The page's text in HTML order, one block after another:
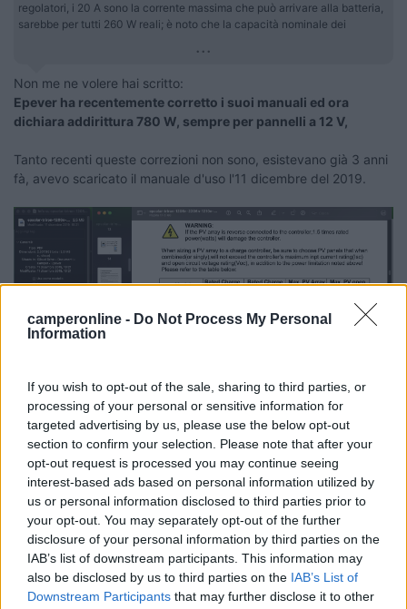
camperonline - Do Not Process My Personal
Information
If you wish to opt-out of the sale, sharing to third parties, or
processing of your personal or sensitive information for
targeted advertising by us, please use the below opt-out
section to confirm your selection. Please note that after your
opt-out request is processed you may continue seeing
interest-based ads based on personal information utilized by
us or personal information disclosed to third parties prior to
your opt-out. You may separately opt-out of the further
disclosure of your personal information by third parties on the
IAB’s list of downstream participants. This information may
also be disclosed by us to third parties on the IAB’s List of
Downstream Participants that may further disclose it to other
regolatori, i 20 A sono la corrente massima che può arrivare alla batteria,
sarebbe per tutti 260 W reali; è noto che la capacità nominale dei
...
Non me ne volere hai scritto:
Epever ha recentemente corretto i suoi manuali ed ora
dichiara addirittura 780 W, sempre per pannelli a 12 V,
Tanto recenti queste correzioni non sono, esistevano già 3 anni
fà, avevo scaricato il manuale d'uso l'11 dicembre del 2019.
Ciro.
nomade analogico e fanciulla all'imbrunire. Non ho nulla da vendere nè consigli
da dare, solo qualche piccolo suggerimento da prendere con le pinze,
possibilmente, amperometriche. Buoni Km a tutti e......... rammentate sempre
che....... TESTAR NON NUOCE!
Giuliopgn
-